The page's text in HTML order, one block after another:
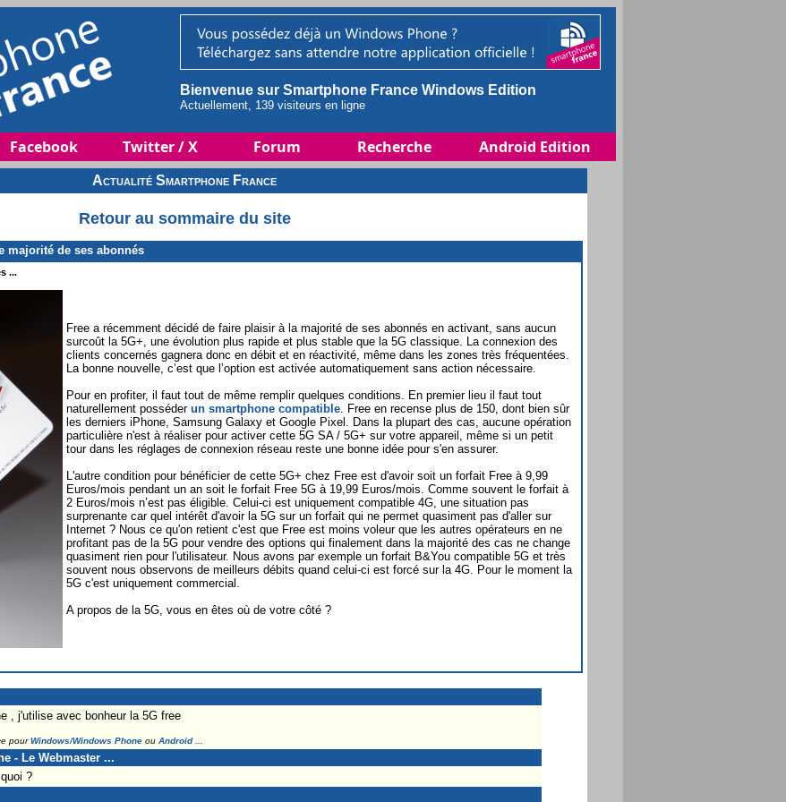
Bienvenue sur Smartphone France Windows Edition
Actuellement, 139 visiteurs en ligne
Facebook Twitter / X Forum Recherche Android Edition
Actualité Smartphone France
Retour au sommaire du site
majorité de ses abonnés
...
Free a récemment décidé de faire plaisir à la majorité de ses abonnés en activant, sans aucun
surcoût la 5G+, une évolution plus rapide et plus stable que la 5G classique. La connexion des
clients concernés gagnera donc en débit et en réactivité, même dans les zones très fréquentées.
La bonne nouvelle, c’est que l’option est activée automatiquement sans action nécessaire.
Pour en profiter, il faut tout de même remplir quelques conditions. En premier lieu il faut tout
naturellement posséder un smartphone compatible . Free en recense plus de 150, dont bien sûr
les derniers iPhone, Samsung Galaxy et Google Pixel. Dans la plupart des cas, aucune opération
particulière n'est à réaliser pour activer cette 5G SA / 5G+ sur votre appareil, même si un petit
tour dans les réglages de connexion réseau reste une bonne idée pour s'en assurer.
L'autre condition pour bénéficier de cette 5G+ chez Free est d'avoir soit un forfait Free à 9,99
Euros/mois pendant un an soit le forfait Free 5G à 19,99 Euros/mois. Comme souvent le forfait à
2 Euros/mois n’est pas éligible. Celui-ci est uniquement compatible 4G, une situation pas
surprenante car quel intérêt d'avoir la 5G sur un forfait qui ne permet quasiment pas d'aller sur
Internet ? Nous ce qu'on retient c'est que Free est moins voleur que les autres opérateurs en ne
profitant pas de la 5G pour vendre des options qui finalement dans la majorité des cas ne change
quasiment rien pour l'utilisateur. Nous avons par exemple un forfait B&You compatible 5G et très
souvent nous observons de meilleurs débits quand celui-ci est forcé sur la 4G. Pour le moment la
5G c'est uniquement commercial.
A propos de la 5G, vous en êtes où de votre côté ?
, j'utilise avec bonheur la 5G free
pourWindows/Windows Phoneou Android...
- Le Webmaster ...
?